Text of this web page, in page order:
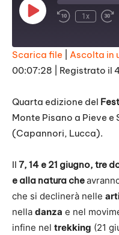
Play
Episode
1x
SHARE
LINK
EMBED
Scarica file Ascolta in
00:07:28
Registrato il
Quarta edizione del
Monte Pisano a Pieve e
(Capannori, Lucca).
Il 7, 14 e 21 giugno, tre
e alla natura che
che si declinerà nelle
nella danza e nel
infine nel trekking (21